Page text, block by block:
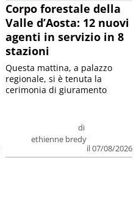
Corpo forestale della
Valle d’Aosta: 12 nuovi
agenti in servizio in 8
stazioni
di
ethienne bredy
il 07/08/2026
Questa mattina, a palazzo
regionale, si è tenuta la
cerimonia di giuramento